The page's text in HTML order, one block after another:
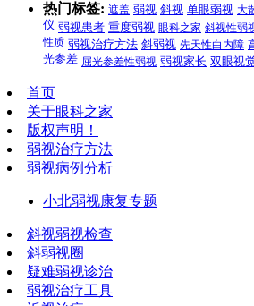
热门标签: 遮盖 弱视 斜视 单眼弱视 大
仪 弱视患者 重度弱视 眼科之家 斜视性弱
性质 弱视治疗方法 斜弱视 先天性白内障
光参差 屈光参差性弱视 弱视家长 双眼视
首页
关于眼科之家
版权声明！
弱视治疗方法
弱视病例分析
小北弱视康复专题
斜视弱视检查
斜弱视圈
疑难弱视诊治
弱视治疗工具